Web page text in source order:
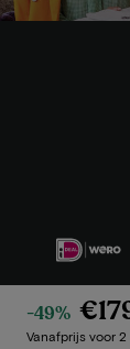
-49%
Vanafprijs voor